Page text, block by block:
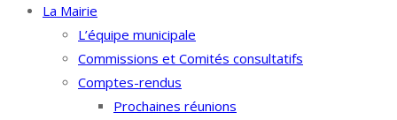
La Mairie
L’équipe municipale
Commissions et Comités consultatifs
Comptes-rendus
Prochaines réunions